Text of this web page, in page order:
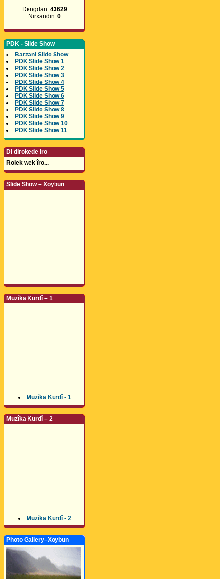
Dengdan: 43629
Nirxandin: 0
PDK - Slide Show
Barzani Slide Show
PDK Slide Show 1
PDK Slide Show 2
PDK Slide Show 3
PDK Slide Show 4
PDK Slide Show 5
PDK Slide Show 6
PDK Slide Show 7
PDK Slide Show 8
PDK Slide Show 9
PDK Slide Show 10
PDK Slide Show 11
Di dirokede iro
Rojek wek îro...
Slide Show – Xoybun
Muzîka Kurdî – 1
Muzîka Kurdî - 1
Muzîka Kurdî – 2
Muzîka Kurdî - 2
Photo Gallery–Xoybun